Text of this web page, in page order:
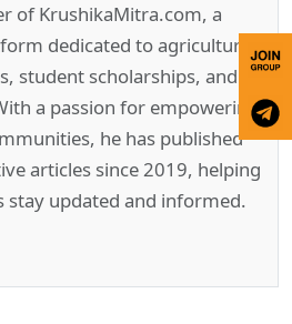
of KrushikaMitra.com, a
dedicated to agriculture,
student scholarships, and
a passion for empowering
he has published
articles since 2019, helping
stay updated and informed.